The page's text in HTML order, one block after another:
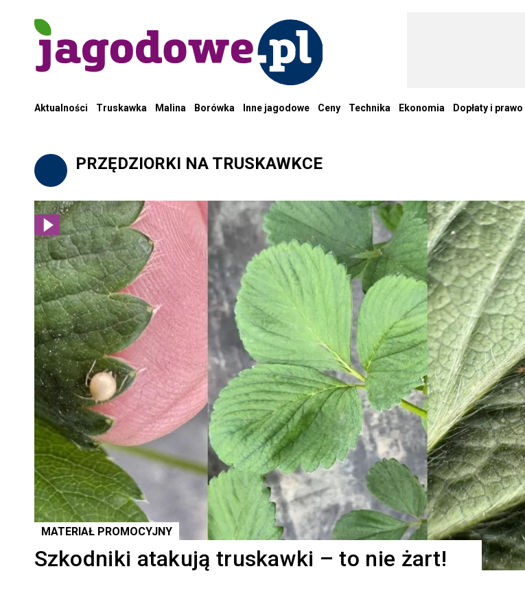
Aktualności Truskawka Malina Borówka Inne jagodowe Ceny Technika Ekonomia Dopłaty i prawo
PRZĘDZIORKI NA TRUSKAWKCE
MATERIAŁ PROMOCYJNY
Szkodniki atakują truskawki – to nie żart!